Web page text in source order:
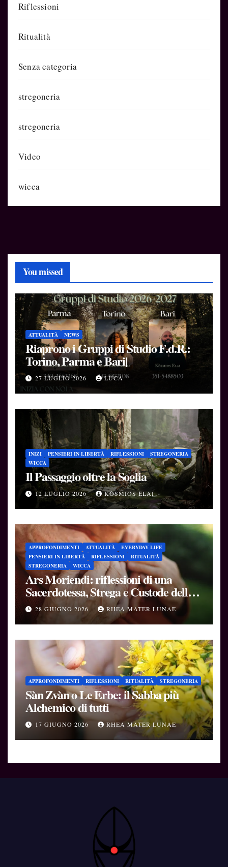
Riflessioni
Ritualità
Senza categoria
stregoneria
stregoneria
Video
wicca
You missed
ATTUALITÀ NEWS
Riaprono i Gruppi di Studio F.d.R.:
Torino, Parma e Bari|
27 LUGLIO 2026 LUCA
INIZI PENSIERI IN LIBERTÀ RIFLESSIONI
STREGONERIA
WICCA
Il Passaggio oltre la Soglia
12 LUGLIO 2026 KÒSMIOS ELAI
APPROFONDIMENTI ATTUALITÀ
EVERYDAY LIFE
PENSIERI IN LIBERTÀ
RIFLESSIONI
RITUALITÀ
STREGONERIA
WICCA
Ars Moriendi: riflessioni di una
Sacerdotessa, Strega e Custode delle
Soglie
28 GIUGNO 2026 RHEA MATER LUNAE
APPROFONDIMENTI RIFLESSIONI RITUALITÀ STREGONERIA
Sàn Zvàn o Le Erbe: il Sabba più
Alchemico di tutti
17 GIUGNO 2026 RHEA MATER LUNAE